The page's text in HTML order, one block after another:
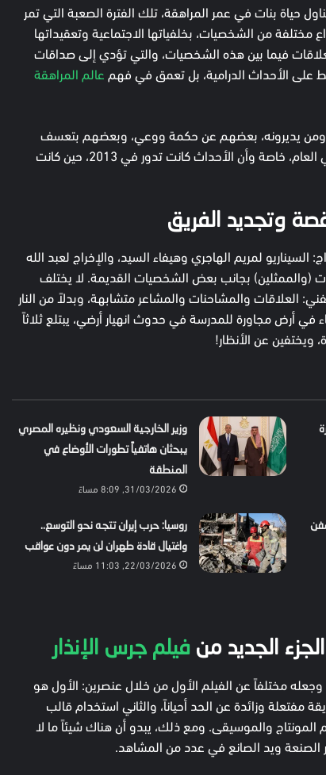
حياة بنات في عمر المراهقة، تلك الفترة الصعبة التي تمر
مختلفة من الشخصيات، بخلفياتها الاجتماعية وتعقيداتها
فيما بين هذه الشخصيات، والتي تؤدي إلى صداقات
على الأحداث الدرامية، بل تعمق في فهم عالم المراهقة
ومن يديرونه، بعضهم عن حكمة ووعي، وبعضهم بتعسف
وقسوة، مع لمحات عن الخلفية الأكبر للنظام الخارجي العام، خاصة وأن الأحداث كانت تدور في 2013، حين كانت
وتجديد الفريق
لمريم الهاجري وهيفاء السيد، والإخراج لعبد الله
(والممثلين) بجانب بعض الشخصيات القديمة. لا يختلف
العلاقات والمشاحنات والمشاعر متشابهة، وبدلاً من النار
في أرض مجاورة للمدرسة في حدوث انهيار أرضي، يبتلع ثلاثاً
ويختفين عن الأنظار!
وزير الخارجية السعودي ونظيره المصري
يبحثان هاتفياً تطورات الأوضاع في
المنطقة
31/03/2026, 8:09 مساءً
روسيا: حرب إيران تتجه نحو التوسع..
واغتيال قادة طهران لن يمر دون عواقب
22/03/2026, 11:03 مساءً
الجديد من فيلم جرس الإنذار
مختلفاً عن الفيلم الأول من خلال عنصرين: الأول هو
مفتعلة وزائدة عن الحد أحياناً، والثاني استخدام قالب
والموسيقى. ومع ذلك، يبدو أن هناك شيئاً ما لا
الصنعة ويد الصانع في عدد من المشاهد.